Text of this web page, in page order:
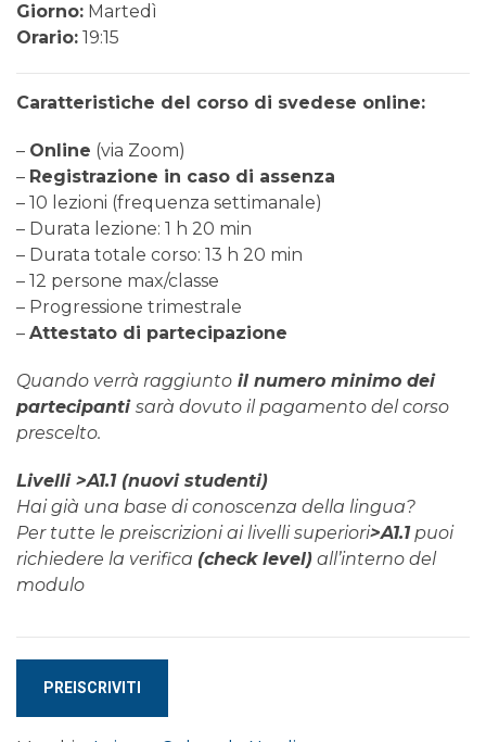
Giorno: Martedì
Orario: 19:15
Caratteristiche del corso di svedese online:
– Online (via Zoom)
– Registrazione in caso di assenza
– 10 lezioni (frequenza settimanale)
– Durata lezione: 1 h 20 min
– Durata totale corso: 13 h 20 min
– 12 persone max/classe
– Progressione trimestrale
– Attestato di partecipazione
Quando verrà raggiunto il numero minimo dei
partecipanti sarà dovuto il pagamento del corso
prescelto.
Livelli >A1.1 (nuovi studenti)
Hai già una base di conoscenza della lingua?
Per tutte le preiscrizioni ai livelli superiori>A1.1puoi
richiedere la verifica (check level) all’interno del
modulo
SVEDESE
PREISCRIVITI